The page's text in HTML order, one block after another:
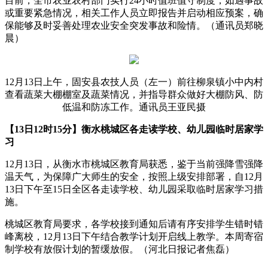
或重要紧急情况，相关工作人员立即报告并启动相应预案，确
保能够及时妥善处理农业安全突发事故和险情。（通讯员郑晓
晨）
12月13日上午，固安县农技人员（左一）前往柳泉镇小中内村
查看蔬菜大棚棚室及蔬菜情况，并指导群众做好大棚防风、防
低温和防冻工作。通讯员王亚民摄
【13日12时15分】衡水桃城区各走读学校、幼儿园临时居家学
习
12月13日，从衡水市桃城区教育局获悉，鉴于当前强降雪强降
温天气，为保障广大师生的安全，按照上级安排部署，自12月
13日下午至15日全区各走读学校、幼儿园采取临时居家学习措
施。
桃城区教育局要求，各学校接到通知后请有序安排学生错时错
峰离校，12月13日下午结合教学计划开启线上教学。本周寄宿
制学校有放假计划的暂缓放假。（河北日报记者焦磊）